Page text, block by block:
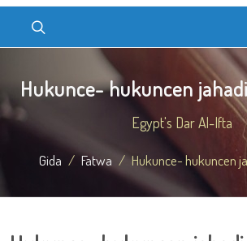
Hukunce- hukuncen
Egypt's Dar Al-Ifta
Gida Fatwa Hukunce- hukuncen